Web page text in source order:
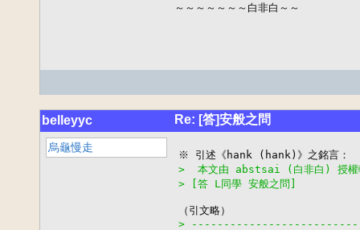
～～～～～～～白非白～～
belleyyc Re: [答]安般之問
烏龜慢走
>  本文由 abstsai (白非白) 授權
> [答 L同學 安般之問]
>